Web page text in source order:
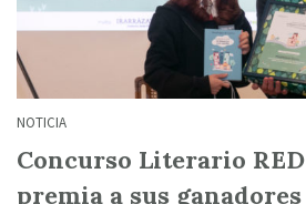
NOTICIA
Concurso Literario
premia a sus